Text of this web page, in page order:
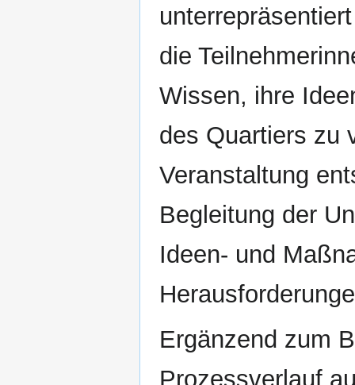
die
Wissen, ihre
des Quartiers zu
Veranstaltung
Begleitung der
Ideen- und
Ergänzend zum
Prozessverlauf